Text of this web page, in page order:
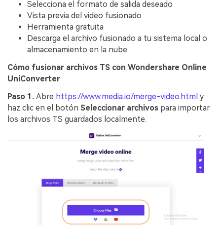
Selecciona el formato de salida deseado
Vista previa del video fusionado
Herramienta gratuita
Descarga el archivo fusionado a tu sistema local o
almacenamiento en la nube
Cómo fusionar archivos TS con Wondershare Online
UniConverter
Paso 1. Abre https://www.media.io/merge-video.html y
haz clic en el botón Seleccionar archivos para importar
los archivos TS guardados localmente.